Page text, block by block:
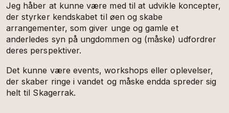
Jeg håber at kunne være med til at udvikle koncepter,
der styrker kendskabet til øen og skabe
arrangementer, som giver unge og gamle et
anderledes syn på ungdommen og (måske) udfordrer
deres perspektiver.
Det kunne være events, workshops eller oplevelser,
der skaber ringe i vandet og måske endda spreder sig
helt til Skagerrak.